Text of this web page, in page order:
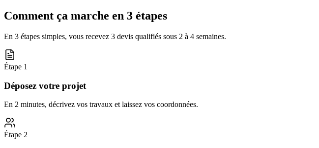
Comment ça marche en 3 étapes
En 3 étapes simples, vous recevez 3 devis qualifiés sous 2 à 4 semaines.
Étape 1
Déposez votre projet
En 2 minutes, décrivez vos travaux et laissez vos coordonnées.
Étape 2